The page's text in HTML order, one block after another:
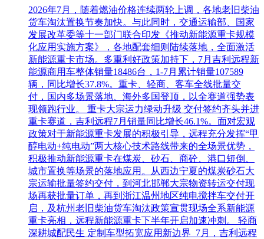
供应商提出了大量问题，导致进程比预期更长，并从原定的一
次澄清会增加到四次。
相关推荐：轨道交通展展位预订 轨道交通展免费报名参观
相关推荐：中国轨道交通发展高峰论坛免费参会报名
2026年7月，随着燃油价格连续两轮上调，各地老旧柴油
货车淘汰置换节奏加快。与此同时，交通运输部、国家
发展改革委等十一部门联合印发《推动新能源重卡规模
化应用实施方案》，各地配套细则陆续落地，全面激活
新能源重卡市场。多重利好政策加持下，7月吉利远程新
能源商用车整体销量18486台，1-7月累计销量107589
辆，同比增长37.8%。重卡、轻商、客车全线批量交
付，国内多场景落地、海外多国登顶，以全赛道强势表
现领跑行业。 重卡大宗运力绿动升级 交付签约齐头并进
重卡赛道，吉利远程7月销量同比增长46.1%。面对宏观
政策对于新能源重卡发展的积极引导，远程充分发挥“甲
醇电动+纯电动”两大核心技术路线带来的全场景优势，
积极推动新能源重卡在煤炭、砂石、商砼、港口短倒、
城市置换等场景的落地应用。从西边宁夏的煤炭砂石大
宗运输批量签约交付，到河北邯郸大宗物资转运交付现
场再获批量订单，再到浙江温州地区纯电搅拌车交付开
启，及杭州老旧柴油货车淘汰政策宣贯现场全系新能源
重卡亮相，远程新能源重卡下半年开启加速冲刺。 轻商
深耕城配民生 定制车型拓宽应用新边界 7月，吉利远程